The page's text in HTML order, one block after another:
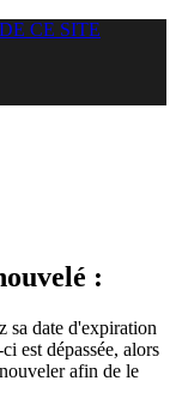
CE SITE
:
sa date d'expiration
est dépassée, alors
afin de le